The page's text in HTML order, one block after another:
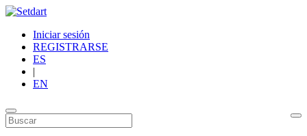
Iniciar sesión
REGISTRARSE
ES
|
EN